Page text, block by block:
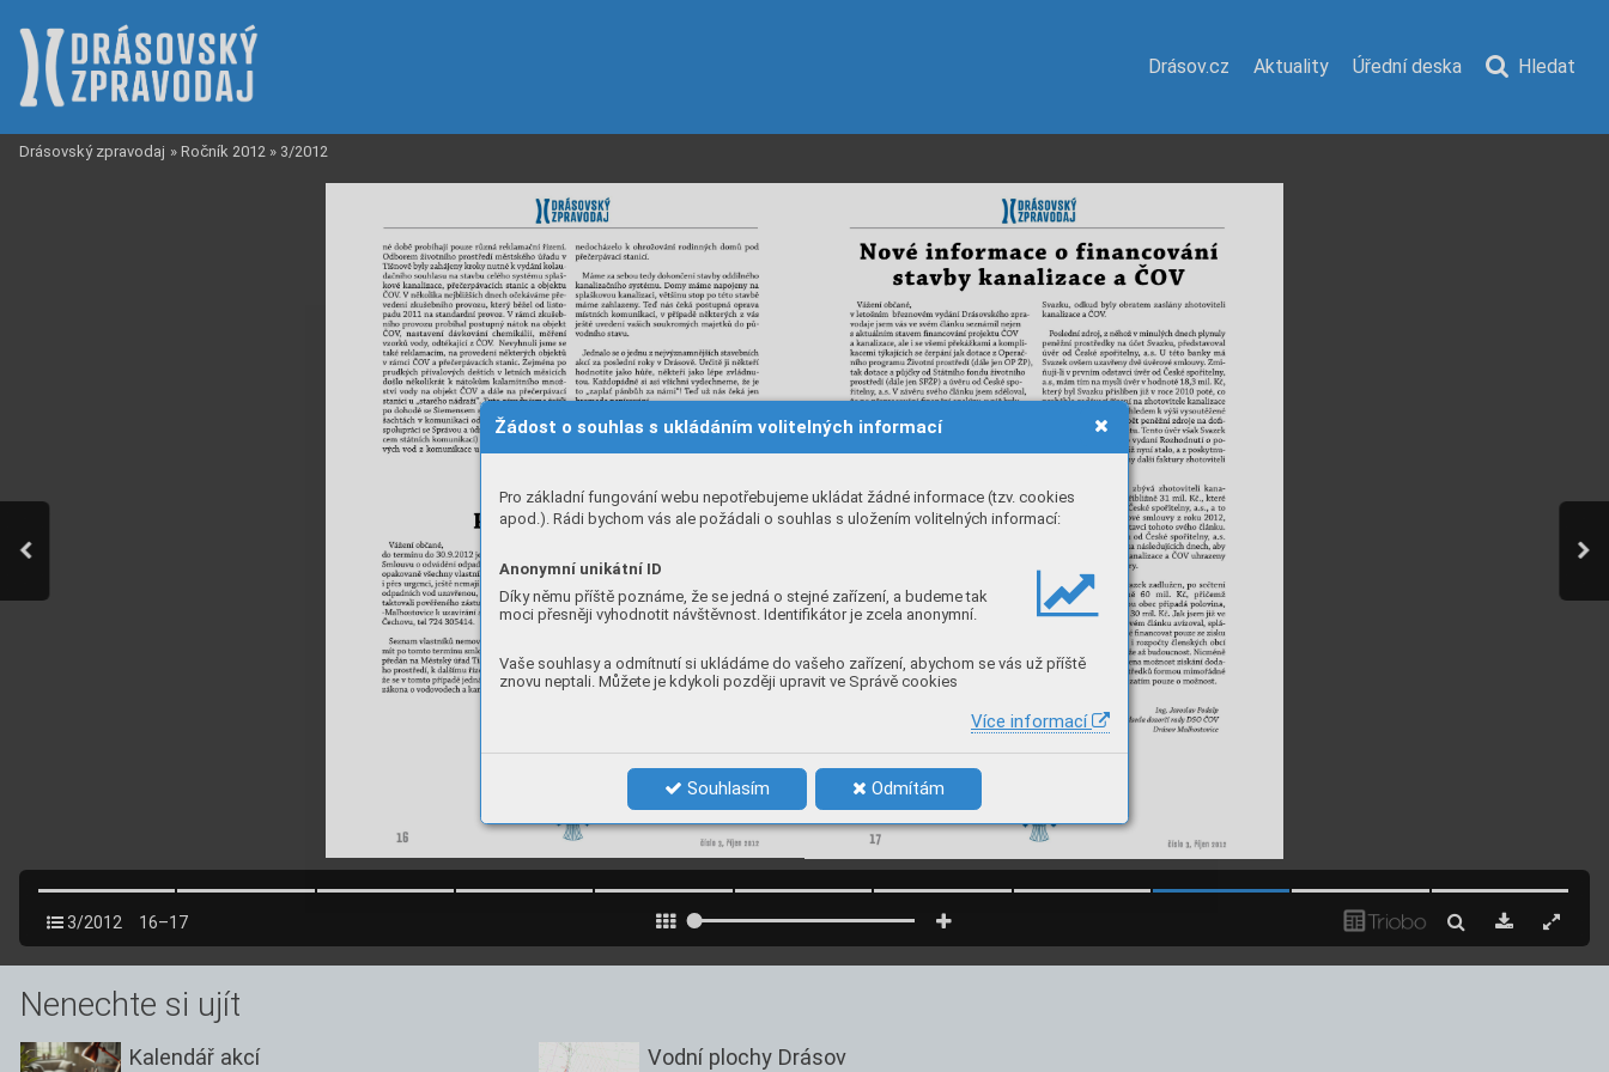
Žádost o souhlas s ukládáním volitelných informací
Pro základní fungování webu nepotřebujeme ukládat žádné informace (tzv. cookies
apod.). Rádi bychom vás ale požádali o souhlas s uložením volitelných informací:
Anonymní unikátní ID
Díky němu příště poznáme, že se jedná o stejné zařízení, a budeme tak
moci přesněji vyhodnotit návštěvnost. Identifikátor je zcela anonymní.
Vaše souhlasy a odmítnutí si ukládáme do vašeho zařízení, abychom se vás už příště
znovu neptali. Můžete je kdykoli později upravit ve Správě cookies
Více informací
Souhlasím Odmítám
Drásov.cz Aktuality Úřední deska Hledat
Drásovský zpravodaj » Ročník 2012 » 3/2012
3/2012 16–17
Nenechte si ujít
Kalendář akcí Vodní plochy Drásov